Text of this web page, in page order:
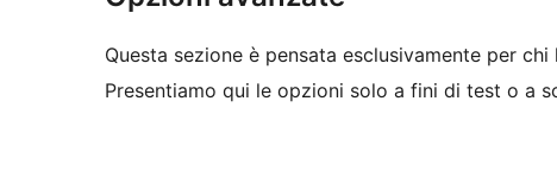
Questa sezione è pensata esclusivamente per
Presentiamo qui le opzioni solo a fini di test o a